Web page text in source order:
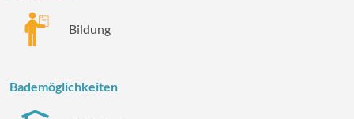
Bildung
Bademöglichkeiten